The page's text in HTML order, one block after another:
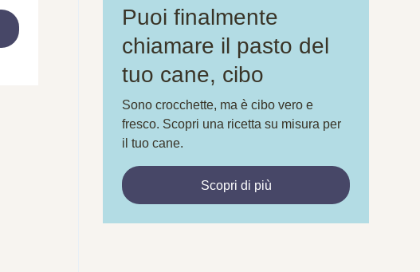
Puoi finalmente
chiamare il pasto del
tuo cane, cibo
Sono crocchette, ma è cibo vero e
fresco. Scopri una ricetta su misura per
il tuo cane.
Scopri di più